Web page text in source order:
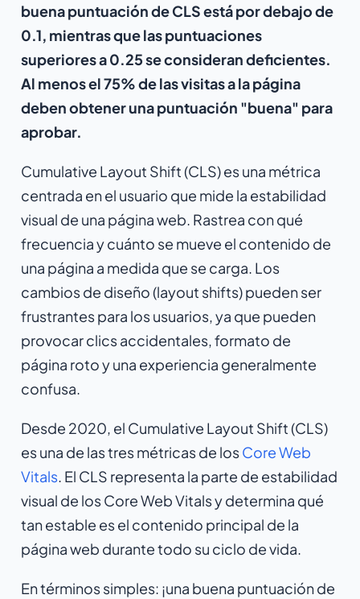
buena puntuación de CLS está por debajo de
0.1, mientras que las puntuaciones
superiores a 0.25 se consideran deficientes.
Al menos el 75% de las visitas a la página
deben obtener una puntuación "buena" para
aprobar.
Cumulative Layout Shift (CLS) es una métrica
centrada en el usuario que mide la estabilidad
visual de una página web. Rastrea con qué
frecuencia y cuánto se mueve el contenido de
una página a medida que se carga. Los
cambios de diseño (layout shifts) pueden ser
frustrantes para los usuarios, ya que pueden
provocar clics accidentales, formato de
página roto y una experiencia generalmente
confusa.
Desde 2020, el Cumulative Layout Shift (CLS)
es una de las tres métricas de losCore Web
Vitals. El CLS representa la parte de estabilidad
visual de los Core Web Vitals y determina qué
tan estable es el contenido principal de la
página web durante todo su ciclo de vida.
En términos simples: ¡una buena puntuación de